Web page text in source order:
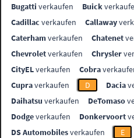
Bugatti verkaufen Buick
Cadillac verkaufen Callaway
Caterhamverkaufen Chatenet
Chevroletverkaufen Chrysler
CityELverkaufen Cobra
Cupraverkaufen D Dacia
Daihatsu verkaufen DeTomaso
Dodgeverkaufen Donkervoort
DS Automobilesverkaufen E